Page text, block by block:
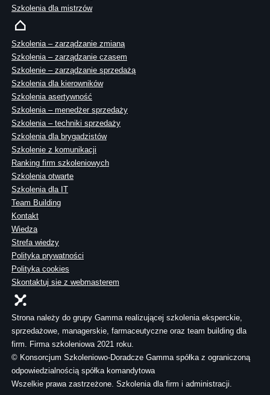
Szkolenia dla mistrzów
Szkolenia – zarządzanie zmianą
Szkolenia – zarządzanie czasem
Szkolenie – zarządzanie sprzedażą
Szkolenia dla kierowników
Szkolenia asertywność
Szkolenia – menedżer sprzedaży
Szkolenia – techniki sprzedaży
Szkolenia dla brygadzistów
Szkolenie z komunikacji
Ranking firm szkoleniowych
Szkolenia otwarte
Szkolenia dla IT
Team Building
Kontakt
Wiedza
Strefa wiedzy
Polityka prywatności
Polityka cookies
Skontaktuj sie z webmasterem
Strona należy do grupy Gamma realizującej szkolenia eksperckie,
sprzedażowe, managerskie, farmaceutyczne oraz team building dla
firm. Firma szkoleniowa 2021 roku.
© Konsorcjum Szkoleniowo-Doradcze Gamma spółka z ograniczoną
odpowiedzialnością spółka komandytowa
Wszelkie prawa zastrzeżone. Szkolenia dla firm i administracji.